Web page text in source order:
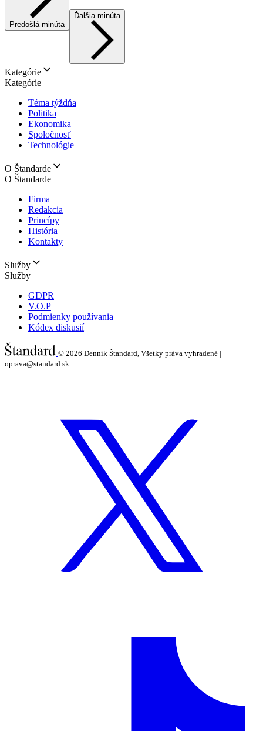
Predošlá minúta
Ďalšia minúta
Kategórie
Kategórie
Téma týždňa
Politika
Ekonomika
Spoločnosť
Technológie
O Štandarde
O Štandarde
Firma
Redakcia
Princípy
História
Kontakty
Služby
Služby
GDPR
V.O.P
Podmienky používania
Kódex diskusií
© 2026 Denník Štandard, Všetky práva vyhradené |
oprava@standard.sk